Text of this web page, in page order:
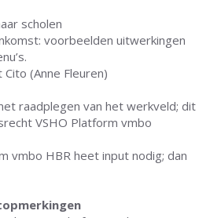
scholen
voorbeelden uitwerkingen
(Anne Fleuren)
raadplegen van het werkveld; dit
VSHO Platform vmbo
vmbo HBR heet input nodig; dan